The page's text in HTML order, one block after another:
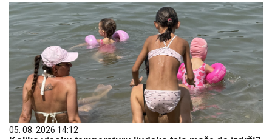
05. 08. 2026 14:12